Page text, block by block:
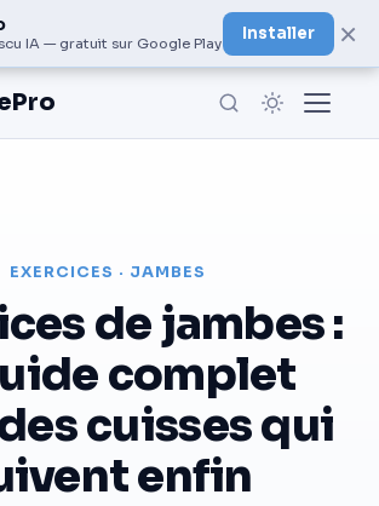
IA — gratuit sur Google Play
Installer ×
EXERCICES · JAMBES
de jambes :
complet
cuisses qui
enfin